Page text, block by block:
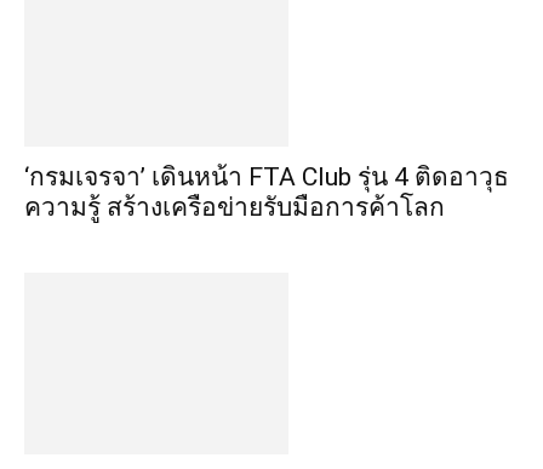
‘กรมเจรจา’ เดินหน้า FTA Club รุ่น 4 ติดอาวุธ
ความรู้ สร้างเครือข่ายรับมือการค้าโลก